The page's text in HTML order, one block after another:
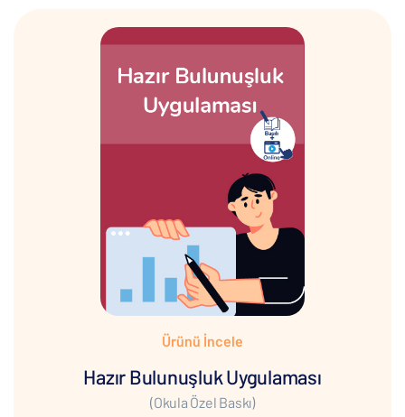
Ürünü İncele
Hazır Bulunuşluk Uygulaması
(Okula Özel Baskı)